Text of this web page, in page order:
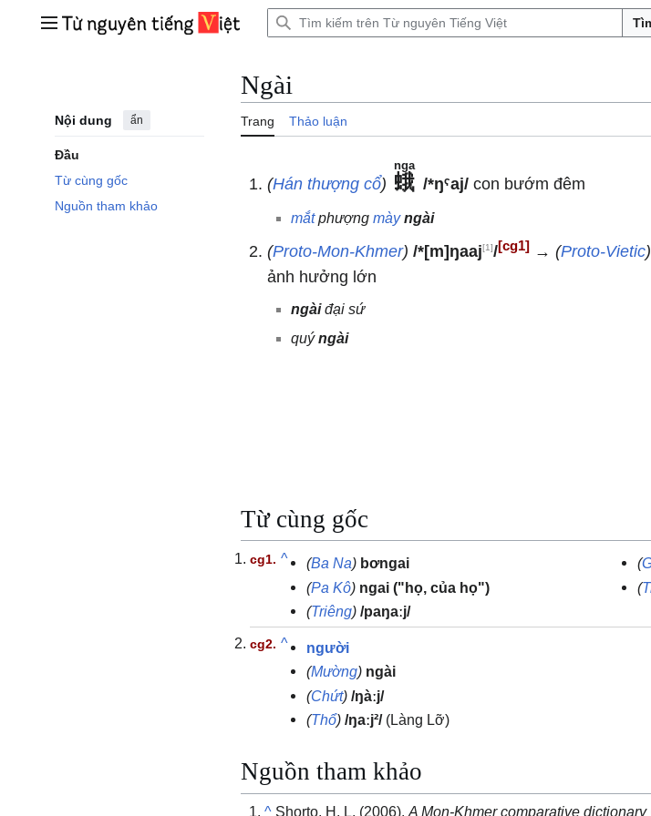
Trình đơn chính
Nội dung ẩn
Đầu
Từ cùng gốc
Nguồn tham khảo
Ngài
Trang Thảo luận
(Hán thượng cổ) 蛾
nga
/*ŋˤaj/con bướm đêm
mắtphượngmày ngài
(Proto-Mon-Khmer) /*[m]ŋaaj[1]/[cg1] →(Proto-Vietic)
ảnh hưởng lớn
ngàiđại sứ
quýngài
Từ cùng gốc
^ (Ba Na) bơngai
(Pa Kô) ngai ("họ, của họ")
(Triêng) /paŋaːj/
(
(
^
người
(Mường) ngài
(Chứt) /ŋàːj/
(Thổ) /ŋaːj²/(Làng Lỡ)
Nguồn tham khảo
^ Shorto, H. L. (2006).A Mon-Khmer comparative dictionary